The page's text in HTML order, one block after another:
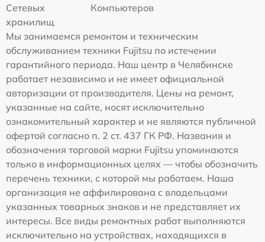
Сетевых
хранилищ
Компьютеров
Мы занимаемся ремонтом и техническим
обслуживанием техники Fujitsu по истечении
гарантийного периода. Наш центр в Челябинске
работает независимо и не имеет официальной
авторизации от производителя. Цены на ремонт,
указанные на сайте, носят исключительно
ознакомительный характер и не являются публичной
офертой согласно п. 2 ст. 437 ГК РФ. Названия и
обозначения торговой марки Fujitsu упоминаются
только в информационных целях — чтобы обозначить
перечень техники, с которой мы работаем. Наша
организация не аффилирована с владельцами
указанных товарных знаков и не представляет их
интересы. Все виды ремонтных работ выполняются
исключительно на устройствах, находящихся в